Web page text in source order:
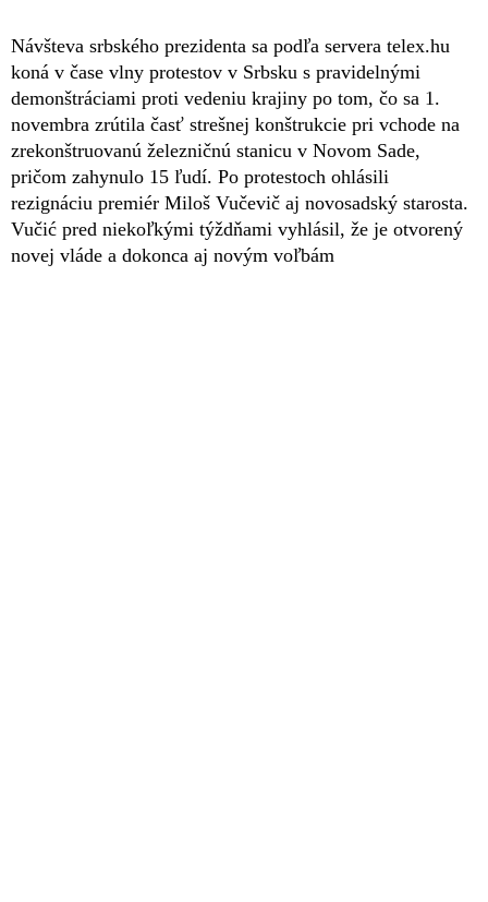
Návšteva srbského prezidenta sa podľa servera telex.hu
koná v čase vlny protestov v Srbsku s pravidelnými
demonštráciami proti vedeniu krajiny po tom, čo sa 1.
novembra zrútila časť strešnej konštrukcie pri vchode na
zrekonštruovanú železničnú stanicu v Novom Sade,
pričom zahynulo 15 ľudí. Po protestoch ohlásili
rezignáciu premiér Miloš Vučevič aj novosadský starosta.
Vučić pred niekoľkými týždňami vyhlásil, že je otvorený
novej vláde a dokonca aj novým voľbám